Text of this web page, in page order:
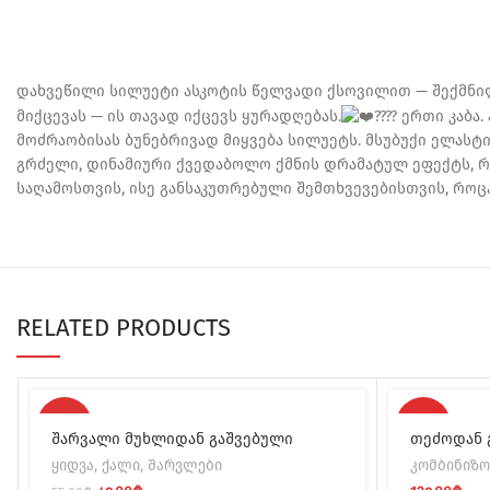
დახვეწილი სილუეტი ასკოტის წელვადი ქსოვილით —
მიქცევას — ის თავად იქცევს ყურადღებას.
ერთი
მოძრაობისას ბუნებრივად მიყვება სილუეტს. მსუბუქი
გრძელი, დინამიური ქვედაბოლო ქმნის დრამატულ ეფექტს,
საღამოსთვის, ისე განსაკუთრებული შემთხვევებისთვის,
RELATED PRODUCTS
შარვალი მუხლიდან გაშვებული
ყიდვა, ქალი, შარვლები
თეძოდან